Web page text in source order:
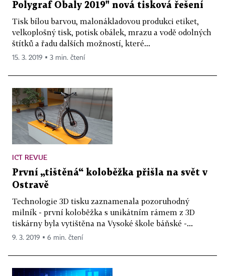
Polygraf Obaly 2019" nová tisková řešení
Tisk bílou barvou, malonákladovou produkci etiket,
velkoplošný tisk, potisk obálek, mrazu a vodě odolných
štítků a řadu dalších možností, které...
15. 3. 2019 ▪ 3 min. čtení
ICT REVUE
První „tištěná“ koloběžka přišla na svět v
Ostravě
Technologie 3D tisku zaznamenala pozoruhodný
milník - první koloběžka s unikátním rámem z 3D
tiskárny byla vytištěna na Vysoké škole báňské -...
9. 3. 2019 ▪ 6 min. čtení